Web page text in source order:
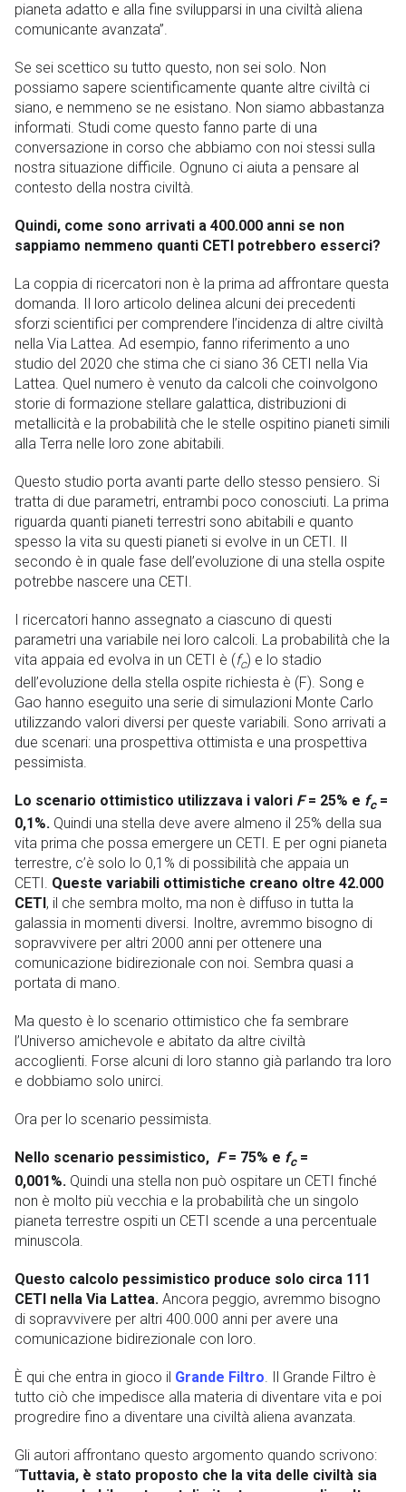
pianeta adatto e alla fine svilupparsi in una civiltà aliena
comunicante avanzata”.
Se sei scettico su tutto questo, non sei solo. Non
possiamo sapere scientificamente quante altre civiltà ci
siano, e nemmeno se ne esistano. Non siamo abbastanza
informati. Studi come questo fanno parte di una
conversazione in corso che abbiamo con noi stessi sulla
nostra situazione difficile. Ognuno ci aiuta a pensare al
contesto della nostra civiltà.
Quindi, come sono arrivati ​​a 400.000 anni se non
sappiamo nemmeno quanti CETI potrebbero esserci?
La coppia di ricercatori non è la prima ad affrontare questa
domanda. Il loro articolo delinea alcuni dei precedenti
sforzi scientifici per comprendere l’incidenza di altre civiltà
nella Via Lattea. Ad esempio, fanno riferimento a uno
studio del 2020 che stima che ci siano 36 CETI nella Via
Lattea. Quel numero è venuto da calcoli che coinvolgono
storie di formazione stellare galattica, distribuzioni di
metallicità e la probabilità che le stelle ospitino pianeti simili
alla Terra nelle loro zone abitabili.
Questo studio porta avanti parte dello stesso pensiero. Si
tratta di due parametri, entrambi poco conosciuti. La prima
riguarda quanti pianeti terrestri sono abitabili e quanto
spesso la vita su questi pianeti si evolve in un CETI. Il
secondo è in quale fase dell’evoluzione di una stella ospite
potrebbe nascere una CETI.
I ricercatori hanno assegnato a ciascuno di questi
parametri una variabile nei loro calcoli. La probabilità che la
vita appaia ed evolva in un CETI è (fc) e lo stadio
dell’evoluzione della stella ospite richiesta è (F). Song e
Gao hanno eseguito una serie di simulazioni Monte Carlo
utilizzando valori diversi per queste variabili. Sono arrivati ​​a
due scenari: una prospettiva ottimista e una prospettiva
pessimista.
Lo scenario ottimistico utilizzava i valori F= 25% e fc=
0,1%. Quindi una stella deve avere almeno il 25% della sua
vita prima che possa emergere un CETI. E per ogni pianeta
terrestre, c’è solo lo 0,1% di possibilità che appaia un
CETI. Queste variabili ottimistiche creano oltre 42.000
CETI , il che sembra molto, ma non è diffuso in tutta la
galassia in momenti diversi. Inoltre, avremmo bisogno di
sopravvivere per altri 2000 anni per ottenere una
comunicazione bidirezionale con noi. Sembra quasi a
portata di mano.
Ma questo è lo scenario ottimistico che fa sembrare
l’Universo amichevole e abitato da altre civiltà
accoglienti. Forse alcuni di loro stanno già parlando tra loro
e dobbiamo solo unirci.
Ora per lo scenario pessimista.
Nello scenario pessimistico, F= 75% e fc=
0,001%. Quindi una stella non può ospitare un CETI finché
non è molto più vecchia e la probabilità che un singolo
pianeta terrestre ospiti un CETI scende a una percentuale
minuscola.
Questo calcolo pessimistico produce solo circa 111
CETI nella Via Lattea. Ancora peggio, avremmo bisogno
di sopravvivere per altri 400.000 anni per avere una
comunicazione bidirezionale con loro.
È qui che entra in gioco il Grande Filtro . Il Grande Filtro è
tutto ciò che impedisce alla materia di diventare vita e poi
progredire fino a diventare una civiltà aliena avanzata.
Gli autori affrontano questo argomento quando scrivono:
“Tuttavia, è stato proposto che la vita delle civiltà sia